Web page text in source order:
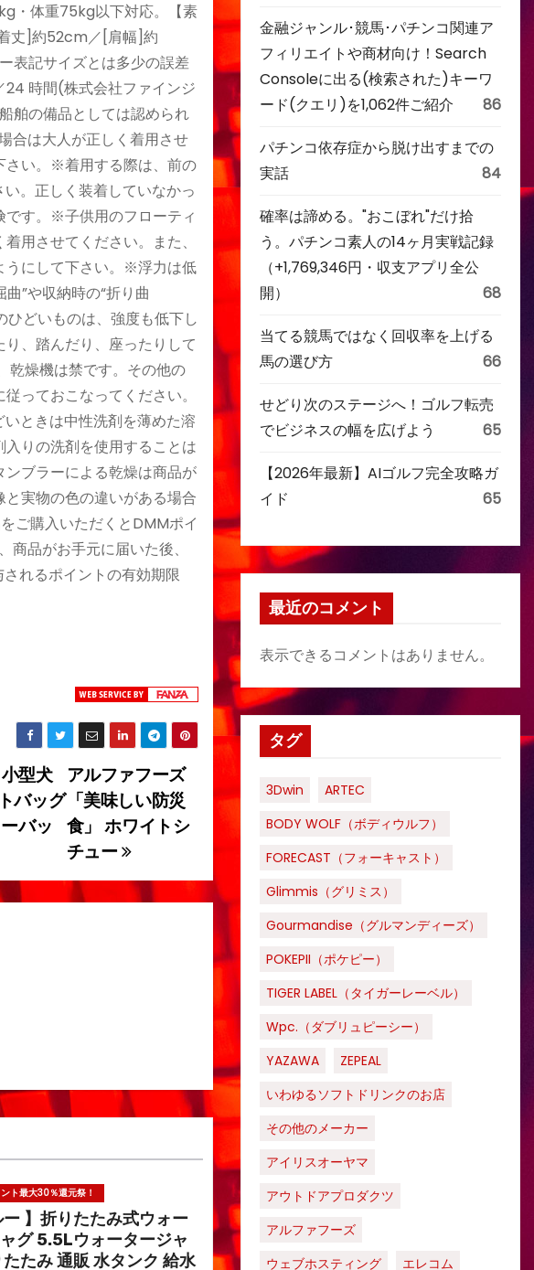
・体重75kg以下対応。【素
丈]約52cm／[肩幅]約
表記サイズとは多少の誤差
時間(株式会社ファインジ
舶の備品としては認められ
合は大人が正しく着用させ
さい。※着用する際は、前の
。正しく装着していなかっ
です。※子供用のフローティ
用させてください。また、
うにして下さい。※浮力は低
”や収納時の“折り曲
ひどいものは、強度も低下し
、踏んだり、座ったりして
乾燥機は禁です。その他の
っておこなってください。
ときは中性洗剤を薄めた溶
りの洗剤を使用することは
ブラーによる乾燥は商品が
実物の色の違いがある場合
購入いただくとDMMポイ
品がお手元に届いた後、
れるポイントの有効期限
アルファフーズ
「美味しい防災
食」 ホワイトシ
チュー
型犬
バッグ
バッ
ト最大30％還元祭！
ー 】折りたたみ式ウォー
グ 5.5Lウォータージャ
たたみ 通販 水タンク 給水
金融ジャンル･競馬･パチンコ関連ア
フィリエイトや商材向け！Search
Consoleに出る(検索された)キーワ
ード(クエリ)を1,062件ご紹介
86
パチンコ依存症から脱け出すまでの
実話
84
確率は諦める。"おこぼれ"だけ拾
う。パチンコ素人の14ヶ月実戦記録
（+1,769,346円・収支アプリ全公
開）
68
当てる競馬ではなく回収率を上げる
馬の選び方
66
せどり次のステージへ！ゴルフ転売
でビジネスの幅を広げよう
65
【2026年最新】AIゴルフ完全攻略ガ
イド
65
最近のコメント
表示できるコメントはありません。
タグ
3Dwin
ARTEC
BODY WOLF（ボディウルフ）
FORECAST（フォーキャスト）
Glimmis（グリミス）
Gourmandise（グルマンディーズ）
POKEPII（ポケピー）
TIGER LABEL（タイガーレーベル）
Wpc.（ダブリュピーシー）
YAZAWA
ZEPEAL
いわゆるソフトドリンクのお店
その他のメーカー
アイリスオーヤマ
アウトドアプロダクツ
アルファフーズ
ウェブホスティング
エレコム